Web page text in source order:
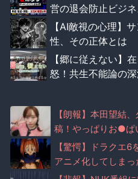
営の退会防止ビジ
【AI敵視の心理】
性、その正体とは
【郷に従えない】
怒！共生不能論の
【朗報】本田望結
稿！やっぱりお●ぱ
【驚愕】ドラクエ
アニメ化してしま